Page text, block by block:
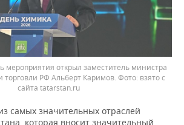
мероприятия открыл заместитель министра
РФ Альберт Каримов.
взято с
сайта tatarstan.ru
самых значительных отраслей
которая вносит значительный